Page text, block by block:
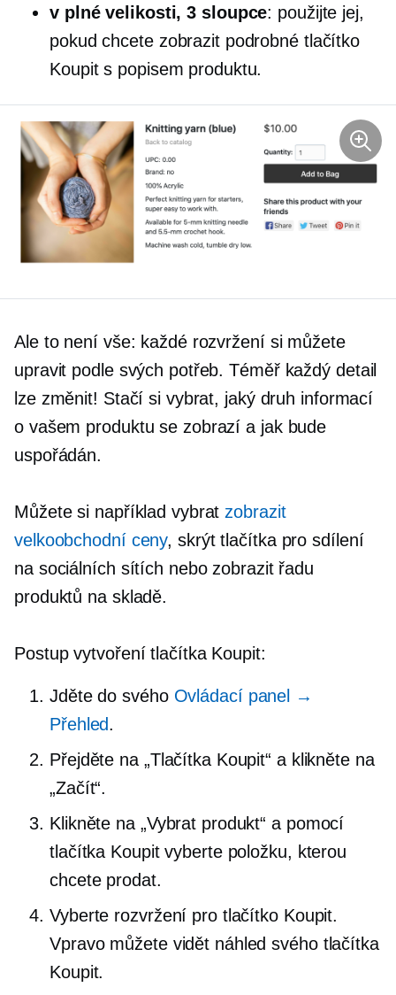
v plné velikosti, 3 sloupce: použijte jej,
pokud chcete zobrazit podrobné tlačítko
Koupit s popisem produktu.
Ale to není vše: každé rozvržení si můžete
upravit podle svých potřeb. Téměř každý detail
lze změnit! Stačí si vybrat, jaký druh informací
o vašem produktu se zobrazí a jak bude
uspořádán.
Můžete si například vybratzobrazit
velkoobchodní ceny, skrýt tlačítka pro sdílení
na sociálních sítích nebo zobrazit řadu
produktů na skladě.
Postup vytvoření tlačítka Koupit:
Jděte do svého Ovládací panel →
Přehled.
Přejděte na „Tlačítka Koupit“ a klikněte na
„Začít“.
Klikněte na „Vybrat produkt“ a pomocí
tlačítka Koupit vyberte položku, kterou
chcete prodat.
Vyberte rozvržení pro tlačítko Koupit.
Vpravo můžete vidět náhled svého tlačítka
Koupit.